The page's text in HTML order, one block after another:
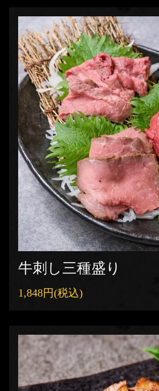
牛刺し三種盛り
1,848円(税込)